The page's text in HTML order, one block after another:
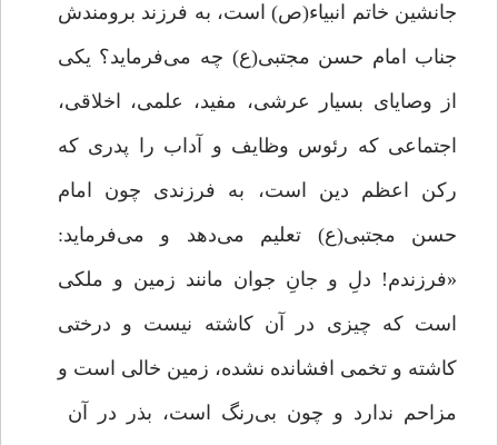
جانشین خاتم انبیاء(ص) است، به فرزند برومندش
جناب امام حسن مجتبی(ع) چه می‌فرماید؟ یکی
از وصایای بسیار عرشی، مفید، علمی، اخلاقی،
اجتماعی که رئوس وظایف و آداب را پدری که
رکن اعظم دین است، به فرزندی چون امام
حسن مجتبی(ع) تعلیم می‌دهد و می‌فرماید:
«فرزندم! دلِ و جانِ جوان مانند زمین و ملکی
است که چیزی در آن کاشته نیست و درختی
کاشته و تخمی افشانده نشده، زمین خالی است و
مزاحم ندارد و چون بی‌رنگ است، بذر در آن